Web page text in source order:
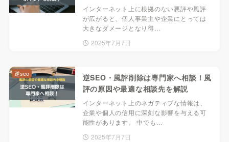
インターネット上に根拠のない悪評や風評
が広がると、個人事業主や企業にとっては
大きなダメージとなり得…
2025年7月7日
逆SEO・風評削除は専門家へ相談！風
評の原因や最適な相談先を解説
インターネット上のネガティブな情報は、
企業や個人の信用に深刻な影響を与える可
能性があります。 中でも…
2025年7月7日
逆seo